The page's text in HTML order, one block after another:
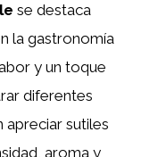
se destaca
la gastronomía
y un toque
diferentes
apreciar sutiles
aroma y